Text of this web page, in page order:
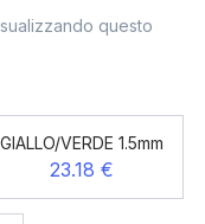
questo
GIALLO/VERDE 1.5mm
23.18 €